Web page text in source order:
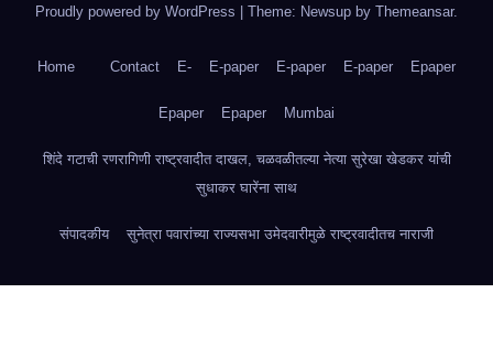
Proudly powered by WordPress | Theme: Newsup by Themeansar.
Home Contact E- E-paper E-paper E-paper Epaper
Epaper Epaper Mumbai
शिंदे गटाची रणरागिणी राष्ट्रवादीत दाखल, चळवळीतल्या नेत्या सुरेखा खेडकर यांची
सुधाकर घारेंना साथ
संपादकीय सुनेत्रा पवारांच्या राज्यसभा उमेदवारीमुळे राष्ट्रवादीतच नाराजी